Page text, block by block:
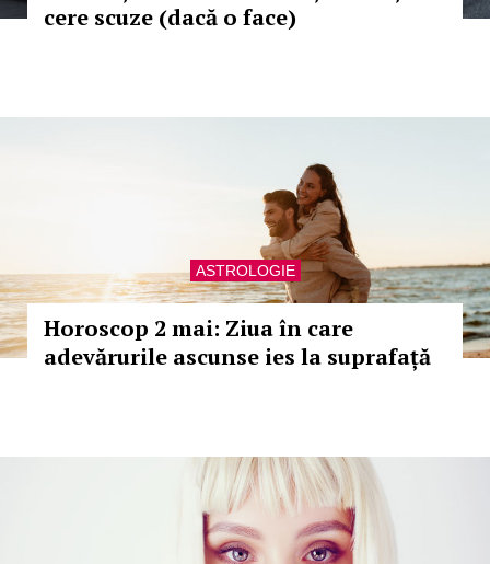
cere scuze (dacă o face)
ASTROLOGIE
Horoscop 2 mai: Ziua în care
adevărurile ascunse ies la suprafață